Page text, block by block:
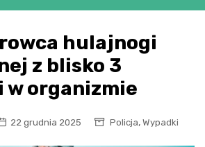
hulajnogi
z blisko 3
w organizmie
22 grudnia 2025 Policja, Wypadki